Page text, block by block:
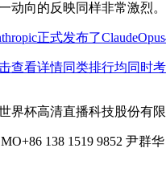
动向的反映同样非常激烈。
正式发布了
查看详情同类排行均同时
+86 138 1519 9852 尹群华